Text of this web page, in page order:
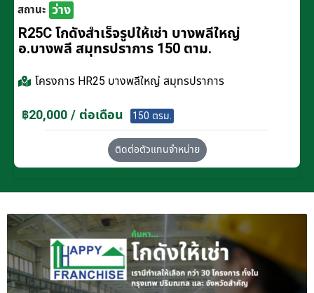
สถานะ ว่าง
R25C โกดังสำเร็จรูปให้เช่า บางพลีใหญ่
อ.บางพลี สมุทรปราการ 150 ตาม.
โครงการ HR25 บางพลีใหญ่ สมุทรปราการ
฿20,000 / ต่อเดือน 150 ตรม.
ติดต่อตัวแทนจำหน่าย